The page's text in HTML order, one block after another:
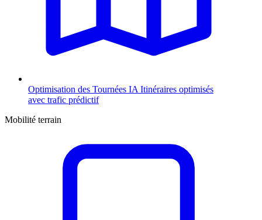
Optimisation des Tournées IA Itinéraires optimisés
avec trafic prédictif
Mobilité terrain